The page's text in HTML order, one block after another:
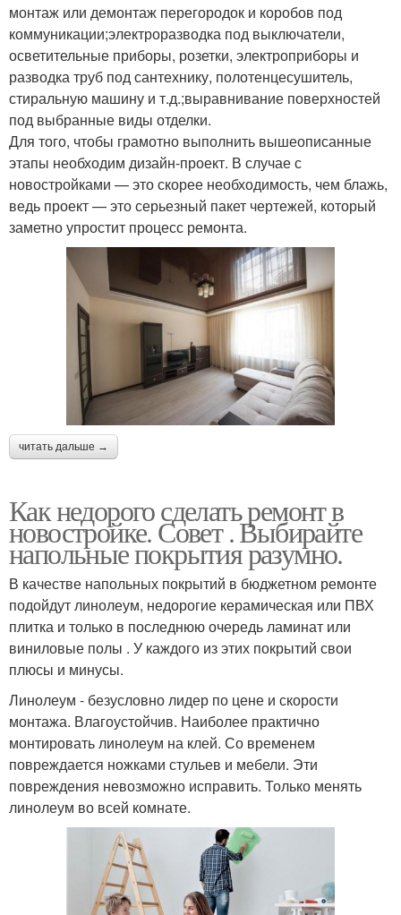
монтаж или демонтаж перегородок и коробов под
коммуникации;электроразводка под выключатели,
осветительные приборы, розетки, электроприборы и
разводка труб под сантехнику, полотенцесушитель,
стиральную машину и т.д.;выравнивание поверхностей
под выбранные виды отделки.
Для того, чтобы грамотно выполнить вышеописанные
этапы необходим дизайн-проект. В случае с
новостройками — это скорее необходимость, чем блажь,
ведь проект — это серьезный пакет чертежей, который
заметно упростит процесс ремонта.
читать дальше →
Как недорого сделать ремонт в
новостройке. Совет . Выбирайте
напольные покрытия разумно.
В качестве напольных покрытий в бюджетном ремонте
подойдут линолеум, недорогие керамическая или ПВХ
плитка и только в последнюю очередь ламинат или
виниловые полы . У каждого из этих покрытий свои
плюсы и минусы.
Линолеум - безусловно лидер по цене и скорости
монтажа. Влагоустойчив. Наиболее практично
монтировать линолеум на клей. Со временем
повреждается ножками стульев и мебели. Эти
повреждения невозможно исправить. Только менять
линолеум во всей комнате.